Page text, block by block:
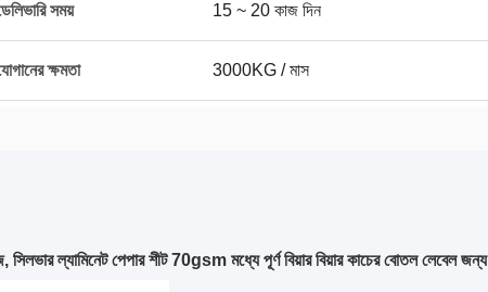
সময় 15 ~ 20 কাজ দিন
ক্ষমতা 3000KG / মাস
সিলভার ল্যামিনেট পেপার শীট 70gsm মধ্যে পূর্ণ বিয়ার বিয়ার কাচের বোতল লেবেল জন্য